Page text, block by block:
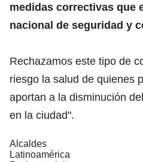
medidas correctivas que
nacional de seguridad y
Rechazamos este tipo de
riesgo la salud de quienes
aportan a la disminución
en la ciudad".
Alcaldes
Latinoamérica